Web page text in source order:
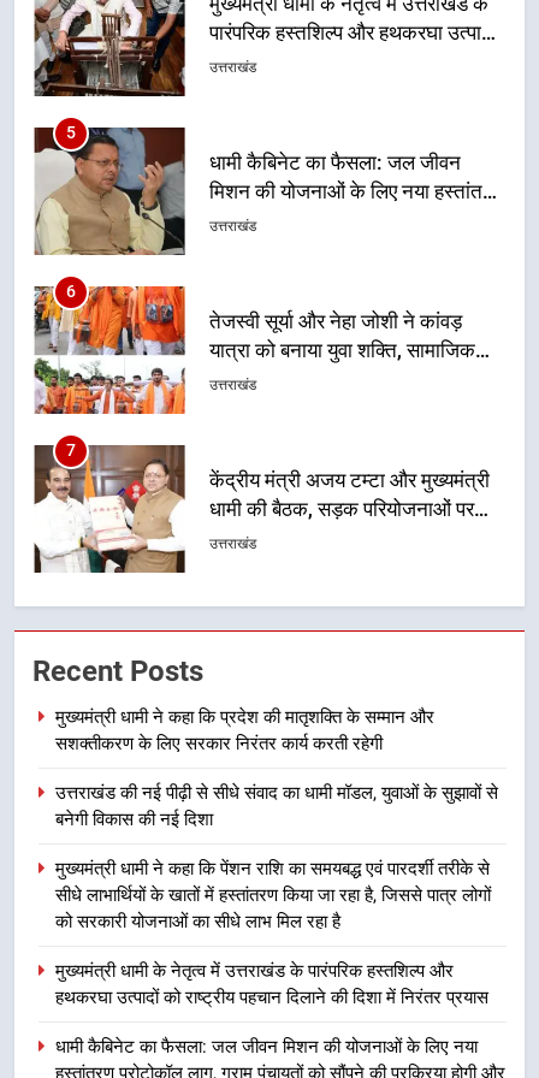
मिशन की योजनाओं के लिए नया हस्तांतरण
प्रोटोकॉल लागू, ग्राम पंचायतों को सौंपने
उत्तराखंड
6
तेजस्वी सूर्या और नेहा जोशी ने कांवड़
यात्रा को बनाया युवा शक्ति, सामाजिक
समरसता और भारतीय संस्कृति का सशक्त
उत्तराखंड
7
केंद्रीय मंत्री अजय टम्टा और मुख्यमंत्री
धामी की बैठक, सड़क परियोजनाओं पर
हुआ मंथन
उत्तराखंड
8
एमडीडीए बोर्ड बैठक में 25 विकास प्रस्तावों
को मिली मंजूरी, देहरादून-मसूरी के
नियोजित विकास को मिलेगी रफ्तार
उत्तराखंड
1
उत्तराखंड
उत्तराखंड की नई पीढ़ी से सीधे संवाद का
धामी मॉडल, युवाओं के सुझावों से बनेगी
विकास की नई दिशा
उत्तराखंड
3
मुख्यमंत्री धामी ने कहा कि पेंशन राशि का
समयबद्ध एवं पारदर्शी तरीके से सीधे
लाभार्थियों के खातों में हस्तांतरण किया जा
रहा है, जिससे पात्र लोगों को सरकारी
योजनाओं का सीधे लाभ मिल रहा है
Recent Posts
मुख्यमंत्री धामी ने कहा कि प्रदेश की मातृशक्ति के सम्मान और
सशक्तीकरण के लिए सरकार निरंतर कार्य करती रहेगी
उत्तराखंड की नई पीढ़ी से सीधे संवाद का धामी मॉडल, युवाओं के सुझावों से
बनेगी विकास की नई दिशा
मुख्यमंत्री धामी ने कहा कि पेंशन राशि का समयबद्ध एवं पारदर्शी तरीके से
सीधे लाभार्थियों के खातों में हस्तांतरण किया जा रहा है, जिससे पात्र लोगों
को सरकारी योजनाओं का सीधे लाभ मिल रहा है
मुख्यमंत्री धामी के नेतृत्व में उत्तराखंड के पारंपरिक हस्तशिल्प और
हथकरघा उत्पादों को राष्ट्रीय पहचान दिलाने की दिशा में निरंतर प्रयास
धामी कैबिनेट का फैसला: जल जीवन मिशन की योजनाओं के लिए नया
हस्तांतरण प्रोटोकॉल लागू, ग्राम पंचायतों को सौंपने की प्रक्रिया होगी और